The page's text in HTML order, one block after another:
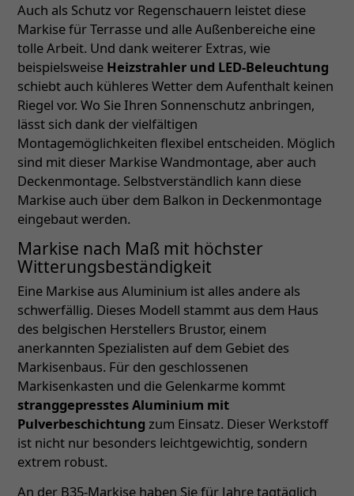
Auch als Schutz vor Regenschauern leistet diese
Markise für Terrasse und alle Außenbereiche eine
tolle Arbeit. Und dank weiterer Extras, wie
beispielsweise Heizstrahler und LED-Beleuchtung
schiebt auch kühleres Wetter dem Aufenthalt keinen
Riegel vor. Wo Sie Ihren Sonnenschutz anbringen,
lässt sich dank der vielfältigen
Montagemöglichkeiten flexibel entscheiden. Möglich
sind mit dieser Markise Wandmontage, aber auch
Deckenmontage. Selbstverständlich kann diese
Markise auch über dem Balkon in Deckenmontage
eingebaut werden.
Markise nach Maß mit höchster
Witterungsbeständigkeit
Eine Markise aus Aluminium ist alles andere als
schwerfällig. Dieses Modell stammt aus dem Haus
des belgischen Herstellers Brustor, einem
anerkannten Spezialisten auf dem Gebiet des
Markisenbaus. Für den geschlossenen
Markisenkasten und die Gelenkarme kommt
stranggepresstes Aluminium mit
Pulverbeschichtung zum Einsatz. Dieser Werkstoff
ist nicht nur besonders leichtgewichtig, sondern
extrem robust.
An der B35-Markise haben Sie für Jahre tagtäglich